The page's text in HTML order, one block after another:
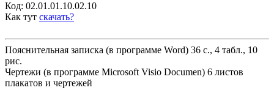
Код: 02.01.01.10.02.10
Как тут скачать?
Пояснительная записка (в программе Word) 36 с., 4 табл., 10
рис.
Чертежи (в программе Microsoft Visio Documen) 6 листов
плакатов и чертежей